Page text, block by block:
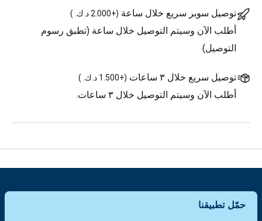
توصيل سوبر سريع خلال ساعة (+2.000 د.ك. )
أطلب الآن وسيتم التوصيل خلال ساعة (تطبق رسوم
التوصيل)
توصيل سريع خلال ٣ ساعات (+1.500 د.ك. )
أطلب الآن وسيتم التوصيل خلال ٣ ساعات.
حمّل تطبيقنا